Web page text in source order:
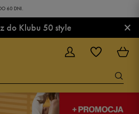
60 DNI.
do Klubu 50 style ×